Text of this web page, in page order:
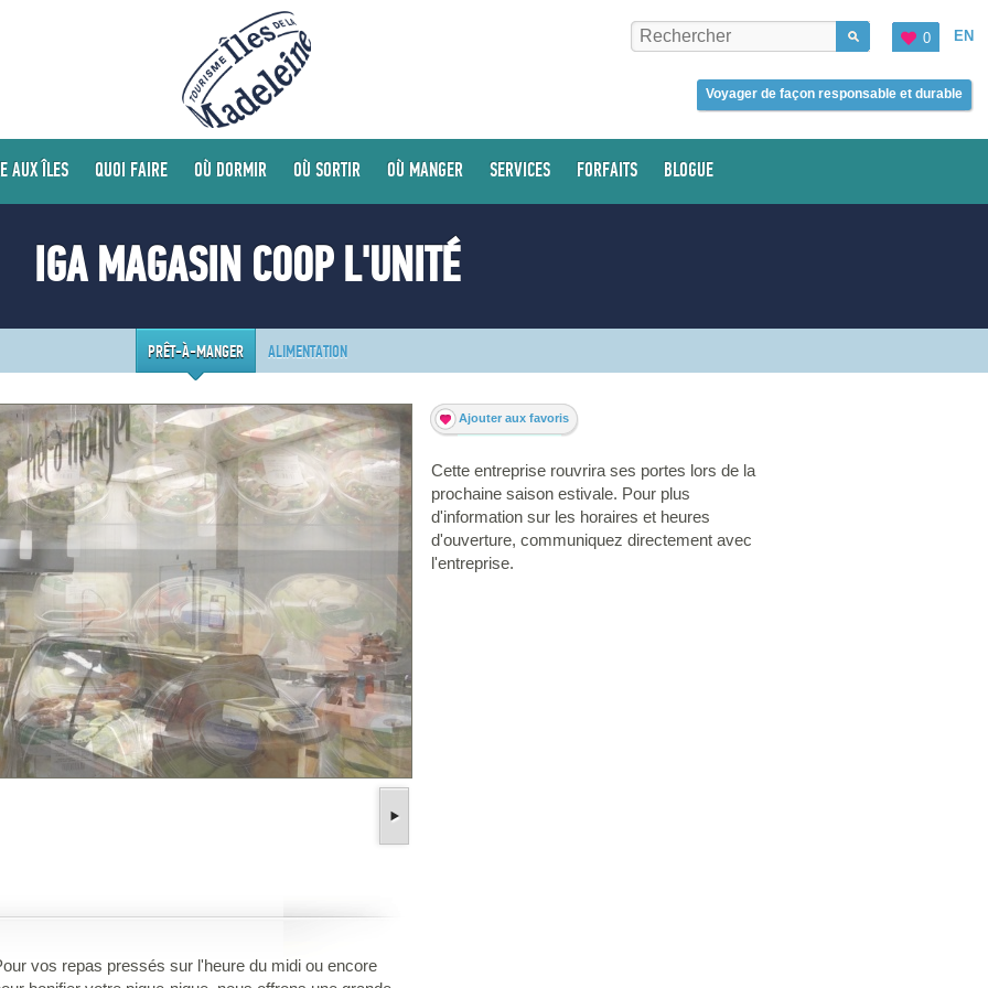
EN
0
Voyager de façon responsable et durable
AUX ÎLES QUOI FAIRE OÙ DORMIR OÙ SORTIR OÙ MANGER SERVICES FORFAITS BLOGUE
IGA MAGASIN COOP L'UNITÉ
PRÊT-À-MANGER ALIMENTATION
vos repas pressés sur l'heure du midi ou encore
Ajouter aux favoris
Cette entreprise rouvrira ses portes lors de la
prochaine saison estivale. Pour plus
d'information sur les horaires et heures
d'ouverture, communiquez directement avec
l'entreprise.